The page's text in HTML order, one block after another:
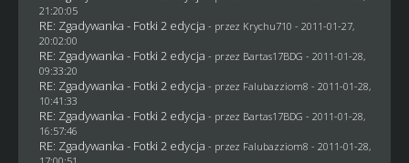
21:20:05
RE: Zgadywanka - Fotki 2 edycja - przez Krychu710 - 2011-01-27,
20:02:00
RE: Zgadywanka - Fotki 2 edycja - przez Bartas17BDG - 2011-01-28,
09:33:20
RE: Zgadywanka - Fotki 2 edycja - przez Falubazziom8 - 2011-01-28,
10:41:33
RE: Zgadywanka - Fotki 2 edycja - przez Bartas17BDG - 2011-01-28,
16:57:46
RE: Zgadywanka - Fotki 2 edycja - przez Falubazziom8 - 2011-01-28,